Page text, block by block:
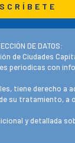
DE DATOS:
de Ciudades
periodicas con
tiene derecho a
su tratamiento, a
y detallada